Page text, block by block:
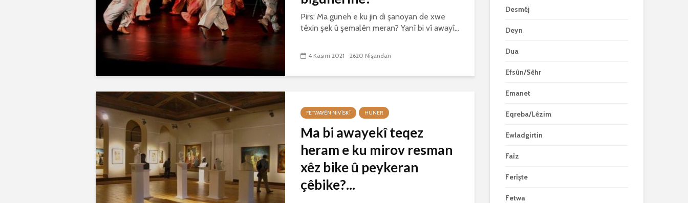
Pirs: Ma guneh e ku jin di şanoyan de xwe
têxin şek û şemalên meran? Yanî bi vî awayî...
4 Kasım 2021 2620 Nîşandan
FETWAYÊN NIVÎSKÎ HUNER
Ma bi awayekî teqez
heram e ku mirov resman
xêz bike û peykeran
çêbike?...
Desmêj
Deyn
Dua
Efsûn/Sêhr
Emanet
Eqreba/Lêzim
Ewladgirtin
Faîz
Ferîşte
Fetwa